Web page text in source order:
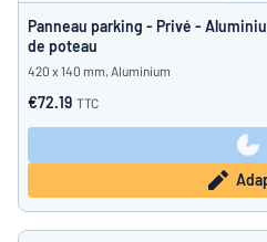
Panneau parking - Privé -
de poteau
420 x 140 mm, Aluminium
€72.19 TTC